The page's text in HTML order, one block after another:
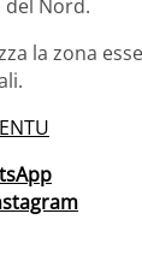
del Nord.
la zona